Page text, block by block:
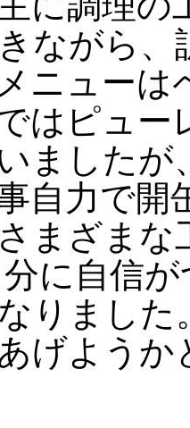
ながら、
ニューは
はピュー
ましたが
自力で開
まざま
に自信
りました
げよう